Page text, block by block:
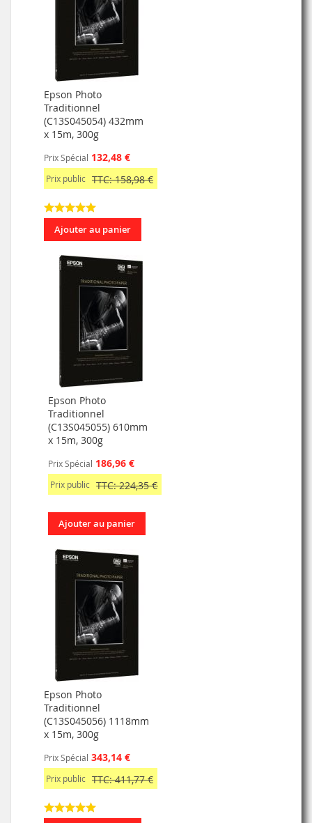
Epson Photo
Traditionnel
(C13S045054) 432mm
x 15m, 300g
Prix Spécial 132,48 €
Prix public TTC: 158,98 €
Ajouter au panier
Epson Photo
Traditionnel
(C13S045055) 610mm
x 15m, 300g
Prix Spécial 186,96 €
Prix public TTC: 224,35 €
Ajouter au panier
Epson Photo
Traditionnel
(C13S045056) 1118mm
x 15m, 300g
Prix Spécial 343,14 €
Prix public TTC: 411,77 €